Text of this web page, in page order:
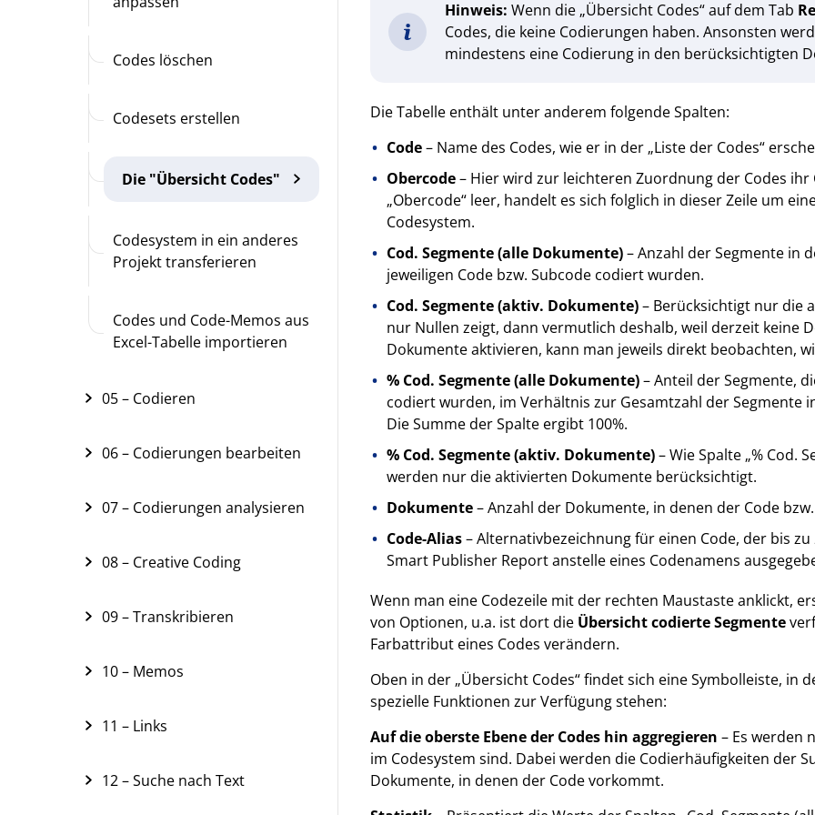
Codes löschen
Codesets erstellen
Die "Übersicht Codes"
Codesystem in ein anderes
Projekt transferieren
Codes und Code-Memos aus
Excel-Tabelle importieren
05 – Codieren
06 – Codierungen bearbeiten
07 – Codierungen analysieren
08 – Creative Coding
09 – Transkribieren
10 – Memos
11 – Links
12 – Suche nach Text
Hinweis: Wenn die „Übersicht Codes“ auf dem Tab
Codes, die keine Codierungen haben. Ansonsten
mindestens eine Codierung in den berücksichtigten
Die Tabelle enthält unter anderem folgende Spalten:
Code– Name des Codes, wie er in der „Liste der Codes“
Obercode– Hier wird zur leichteren Zuordnung der Codes ihr
„Obercode“ leer, handelt es sich folglich in dieser Zeile um
Codesystem.
Cod. Segmente (alle Dokumente)– Anzahl der Segmente in
jeweiligen Code bzw. Subcode codiert wurden.
Cod. Segmente (aktiv. Dokumente)– Berücksichtigt nur die
nur Nullen zeigt, dann vermutlich deshalb, weil derzeit keine
Dokumente aktivieren, kann man jeweils direkt beobachten,
% Cod. Segmente (alle Dokumente)– Anteil der Segmente,
codiert wurden, im Verhältnis zur Gesamtzahl der Segmente
Die Summe der Spalte ergibt 100%.
% Cod. Segmente (aktiv. Dokumente)– Wie Spalte „% Cod.
werden nur die aktivierten Dokumente berücksichtigt.
Dokumente– Anzahl der Dokumente, in denen der Code
Code-Alias– Alternativbezeichnung für einen Code, der bis
Smart Publisher Report anstelle eines Codenamens
Wenn man eine Codezeile mit der rechten Maustaste anklickt,
von Optionen, u.a. ist dort die Übersicht codierte Segmente
Farbattribut eines Codes verändern.
Oben in der „Übersicht Codes“ findet sich eine Symbolleiste, in
spezielle Funktionen zur Verfügung stehen:
Auf die oberste Ebene der Codes hin aggregieren – Es werden
im Codesystem sind. Dabei werden die Codierhäufigkeiten der
Dokumente, in denen der Code vorkommt.